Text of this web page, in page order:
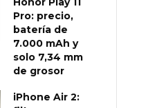
Pro: precio,
batería de
7.000 mAh y
solo 7,34 mm
de grosor
iPhone Air 2: